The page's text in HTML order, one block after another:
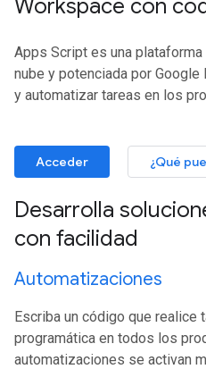
Workspace con
Apps Script es una
nube y potenciada por
y automatizar tareas en los
Acceder ¿Qué
Desarrolla
con facilidad
Automatizaciones
Escriba un código que realice
programática en todos los
automatizaciones se activan